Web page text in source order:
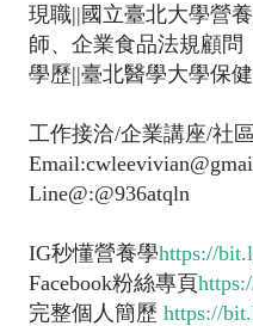
現職||國立臺北大學營
師、企業食品法規顧問
學歷||臺北醫學大學保
工作接洽/企業講座/社
Line@:@936atqln
IG秒懂營養學https://
Facebook粉絲專頁
完整個人簡歷 https://